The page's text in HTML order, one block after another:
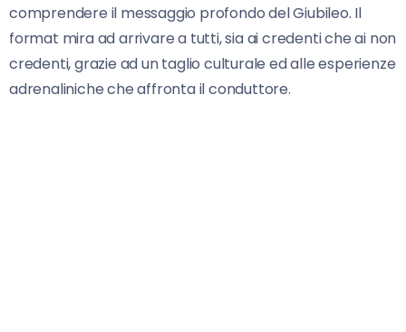
comprendere il messaggio profondo del Giubileo. Il
format mira ad arrivare a tutti, sia ai credenti che ai non
credenti, grazie ad un taglio culturale ed alle esperienze
adrenaliniche che affronta il conduttore.